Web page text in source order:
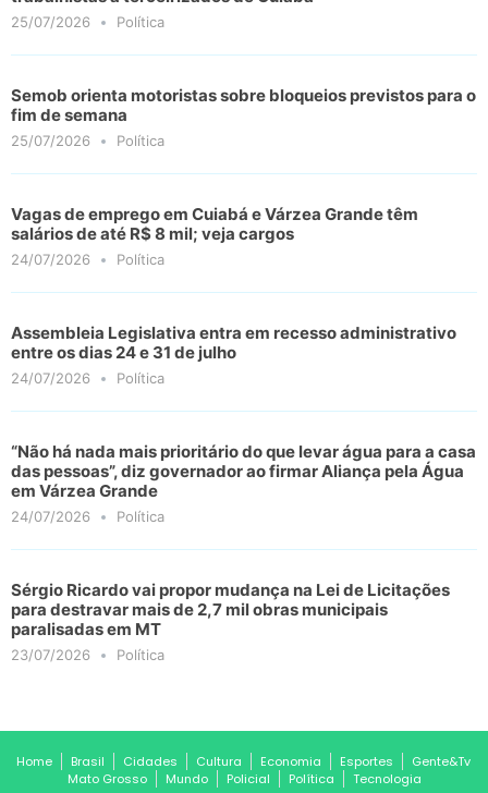
25/07/2026 Política
Semob orienta motoristas sobre bloqueios previstos para o
fim de semana
25/07/2026 Política
Vagas de emprego em Cuiabá e Várzea Grande têm
salários de até R$ 8 mil; veja cargos
24/07/2026 Política
Assembleia Legislativa entra em recesso administrativo
entre os dias 24 e 31 de julho
24/07/2026 Política
“Não há nada mais prioritário do que levar água para a casa
das pessoas”, diz governador ao firmar Aliança pela Água
em Várzea Grande
24/07/2026 Política
Sérgio Ricardo vai propor mudança na Lei de Licitações
para destravar mais de 2,7 mil obras municipais
paralisadas em MT
23/07/2026 Política
Home Brasil Cidades Cultura Economia Esportes
Gente&Tv
Mato Grosso
Mundo Policial Política Tecnologia